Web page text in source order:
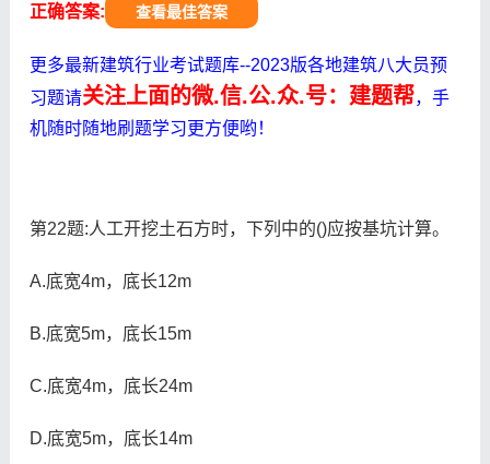
正确答案: 查看最佳答案
更多最新建筑行业考试题库--2023版各地建筑八大员预
习题请关注上面的微.信.公.众.号：建题帮，手
机随时随地刷题学习更方便哟！
第22题:人工开挖土石方时，下列中的()应按基坑计算。
A.底宽4m，底长12m
B.底宽5m，底长15m
C.底宽4m，底长24m
D.底宽5m，底长14m